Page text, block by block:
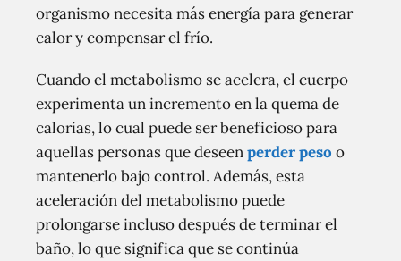
organismo necesita más energía para generar
calor y compensar el frío.
Cuando el metabolismo se acelera, el cuerpo
experimenta un incremento en la quema de
calorías, lo cual puede ser beneficioso para
aquellas personas que deseenperder peso o
mantenerlo bajo control. Además, esta
aceleración del metabolismo puede
prolongarse incluso después de terminar el
baño, lo que significa que se continúa